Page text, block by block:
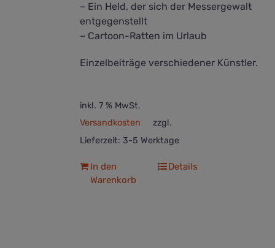
– Ein Held, der sich der Messergewalt
entgegenstellt
– Cartoon-Ratten im Urlaub
Einzelbeiträge verschiedener Künstler.
inkl. 7 % MwSt.
zzgl.
Versandkosten
Lieferzeit: 3-5 Werktage
In den
Warenkorb
Details